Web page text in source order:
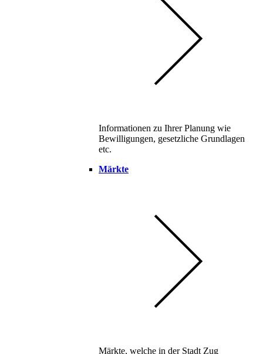
Informationen zu Ihrer Planung wie
Bewilligungen, gesetzliche Grundlagen
etc.
Märkte
Märkte, welche in der Stadt Zug